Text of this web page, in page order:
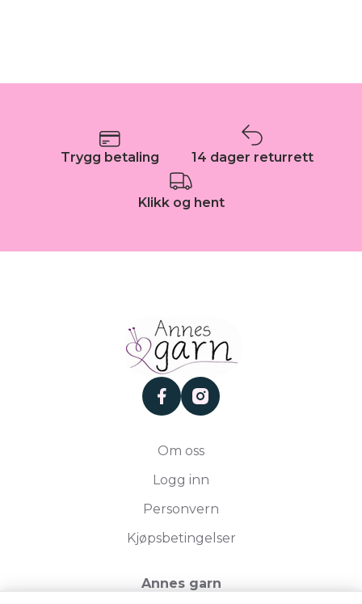
Trygg betaling 14 dager returrett
Klikk og hent
facebookinstagram
Om oss
Logg inn
Personvern
Kjøpsbetingelser
Annes garn